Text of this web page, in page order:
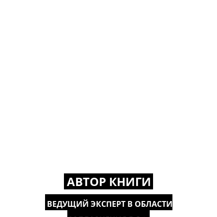
АВТОР КНИГИ
ВЕДУЩИЙ ЭКСПЕРТ В ОБЛАСТИ